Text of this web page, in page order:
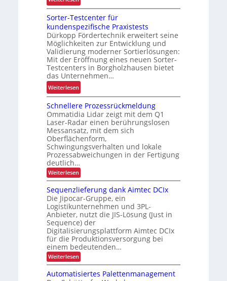
o
g
i
s
t
i
k
k
a
p
a
z
i
t
ä
t
e
n
a
t
i
s
i
e
r
u
n
g
d
e
r
I
n
t
r
a
l
o
g
s
t
i
k
T
o
p
g
e
r
ü
s
t
e
t
f
ü
r
d
a
K
I
-
Z
e
i
t
a
l
t
r
Sorter-Testcenter für
kundenspezifische Praxistests
Dürkopp Fördertechnik erweitert seine
Möglichkeiten zur Entwicklung und
Validierung moderner Sortierlösungen:
Mit der Eröffnung eines neuen Sorter-
Testcenters in Borgholzhausen bietet
das Unternehmen…
Weiterlesen:
S
o
r
t
e
r
-
T
e
s
t
c
e
n
t
e
r
f
ü
r
Schnellere Prozessrückmeldung
Ommatidia Lidar zeigt mit dem Q1
Laser-Radar einen berührungslosen
Messansatz, mit dem sich
Oberflächenform,
Schwingungsverhalten und lokale
Prozessabweichungen in der Fertigung
deutlich…
Weiterlesen:
S
c
h
n
e
l
e
r
e
P
r
o
z
e
Sequenzlieferung dank Aimtec DCIx
Die Jipocar-Gruppe, ein
Logistikunternehmen und 3PL-
Anbieter, nutzt die JIS-Lösung (Just in
Sequence) der
Digitalisierungsplattform Aimtec DCIx
für die Produktionsversorgung bei
einem bedeutenden…
Weiterlesen:
S
q
Automatisiertes Palettenmanagement